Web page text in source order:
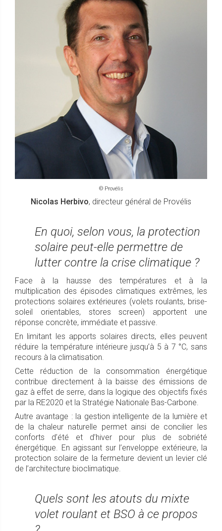
© Provélis
Nicolas Herbivo, directeur général de Provélis
En quoi, selon vous, la protection
solaire peut-elle permettre de
lutter contre la crise climatique ?
Face à la hausse des températures et à la
multiplication des épisodes climatiques extrêmes, les
protections solaires extérieures (volets roulants, brise-
soleil orientables, stores screen) apportent une
réponse concrète, immédiate et passive.
En limitant les apports solaires directs, elles peuvent
réduire la température intérieure jusqu’à 5 à 7 °C, sans
recours à la climatisation.
Cette réduction de la consommation énergétique
contribue directement à la baisse des émissions de
gaz à effet de serre, dans la logique des objectifs fixés
par la RE2020 et la Stratégie Nationale Bas-Carbone.
Autre avantage : la gestion intelligente de la lumière et
de la chaleur naturelle permet ainsi de concilier les
conforts d’été et d’hiver pour plus de sobriété
énergétique. En agissant sur l’enveloppe extérieure, la
protection solaire de la fermeture devient un levier clé
de l’architecture bioclimatique.
Quels sont les atouts du mixte
volet roulant et BSO à ce propos